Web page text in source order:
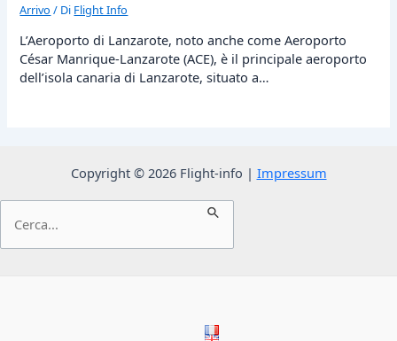
Arrivo / Di Flight Info
L’Aeroporto di Lanzarote, noto anche come Aeroporto
César Manrique-Lanzarote (ACE), è il principale aeroporto
dell’isola canaria di Lanzarote, situato a…
Copyright © 2026 Flight-info | Impressum